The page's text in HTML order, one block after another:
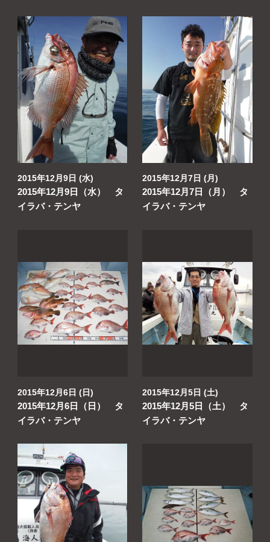
2015年12月9日 (水)
2015年12月9日（水） タ
イラバ・テンヤ
2015年12月7日 (月)
2015年12月7日（月） タ
イラバ・テンヤ
2015年12月6日 (日)
2015年12月6日（日） タ
イラバ・テンヤ
2015年12月5日 (土)
2015年12月5日（土） タ
イラバ・テンヤ